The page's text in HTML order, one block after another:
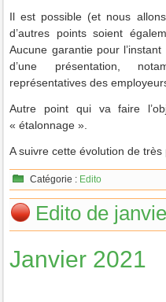
Il est possible (et nous
d’autres points soient
Aucune garantie pour
d’une présentation,
représentatives des
Autre point qui va faire
« étalonnage ».
A suivre cette évolution de très
Catégorie : Edito
Edito de
Janvier 2021